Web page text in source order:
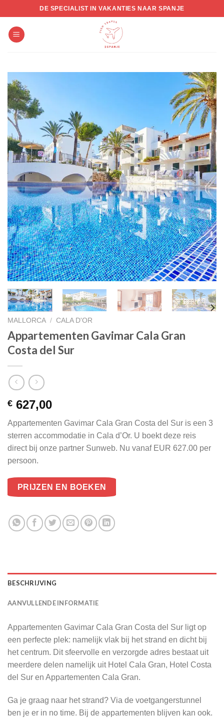
to
content
DE SPECIALIST IN VAKANTIES NAAR SPANJE
MALLORCA / CALA D'OR
Appartementen Gavimar Cala Gran
Costa del Sur
€ 627,00
Appartementen Gavimar Cala Gran Costa del Sur is een 3
sterren accommodatie in Cala d’Or. U boekt deze reis
direct bij onze partner Sunweb. Nu vanaf EUR 627.00 per
persoon.
PRIJZEN EN BOEKEN
BESCHRIJVING
AANVULLENDE INFORMATIE
Appartementen Gavimar Cala Gran Costa del Sur ligt op
een perfecte plek: namelijk vlak bij het strand en dicht bij
het centrum. Dit sfeervolle en verzorgde adres bestaat uit
meerdere delen namelijk uit Hotel Cala Gran, Hotel Costa
del Sur en Appartementen Cala Gran.
Ga je graag naar het strand? Via de voetgangerstunnel
ben je er in no time. Bij de appartementen blijven kan ook.